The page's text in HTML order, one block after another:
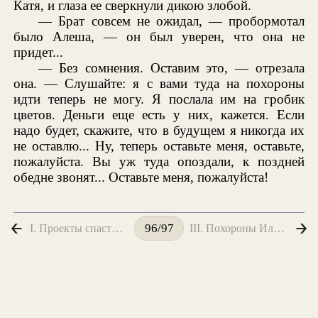
Катя, и глаза ее сверкнули дикою злобой.
— Брат совсем не ожидал, — пробормотал
было Алеша, — он был уверен, что она не
придет...
— Без сомнения. Оставим это, — отрезала
она. — Слушайте: я с вами туда на похороны
идти теперь не могу. Я послала им на гробик
цветов. Деньги еще есть у них, кажется. Если
надо будет, скажите, что в будущем я никогда их
не оставлю... Ну, теперь оставьте меня, оставьте,
пожалуйста. Вы уж туда опоздали, к поздней
обедне звонят... Оставьте меня, пожалуйста!
I. Проекты спасти Митю 96/97 III. Похороны Илюшечки. Речь у камня